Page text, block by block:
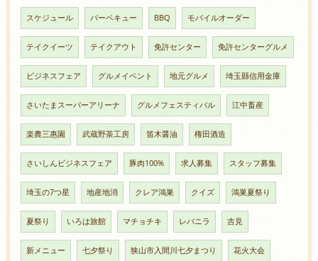
スケジュール バーベキュー BBQ モバイルオーダー
テイクイーツ テイクアウト 免許センター 免許センターグルメ
ビジネスフェア グルメイベント 地元グルメ 埼玉縣信用金庫
さいたまスーパーアリーナ グルメフェスティバル 江中畜産
楽農三惠園 武蔵野茶工房 笛木醤油 権田酒造
さいしんビジネスフェア 豚肉100% 求人募集 スタッフ募集
埼玉の7つ星 地産地消 クレア鴻巣 クイズ 鴻巣夏祭り
夏祭り いろは旅館 マチョチキ レバニラ 吉見
新メニュー 七夕祭り 狭山市入間川七夕まつり 花火大会